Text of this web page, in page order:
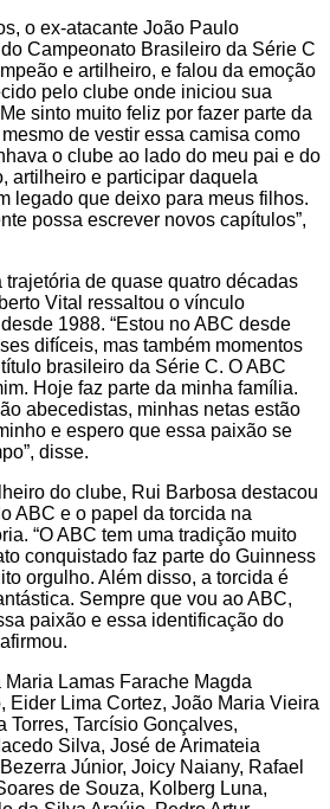
o ex-atacante João Paulo
Campeonato Brasileiro da Série C
e artilheiro, e falou da emoção
pelo clube onde iniciou sua
sinto muito feliz por fazer parte da
de vestir essa camisa como
o clube ao lado do meu pai e do
artilheiro e participar daquela
legado que deixo para meus filhos.
possa escrever novos capítulos”,
trajetória de quase quatro décadas
Vital ressaltou o vínculo
1988. “Estou no ABC desde
difíceis, mas também momentos
brasileiro da Série C. O ABC
Hoje faz parte da minha família.
abecedistas, minhas netas estão
e espero que essa paixão se
disse.
do clube, Rui Barbosa destacou
ABC e o papel da torcida na
“O ABC tem uma tradição muito
conquistado faz parte do Guinness
orgulho. Além disso, a torcida é
Sempre que vou ao ABC,
paixão e essa identificação do
Lamas Farache Magda
Eider Lima Cortez, João Maria Vieira
Torres, Tarcísio Gonçalves,
Silva, José de Arimateia
Júnior, Joicy Naiany, Rafael
de Souza, Kolberg Luna,